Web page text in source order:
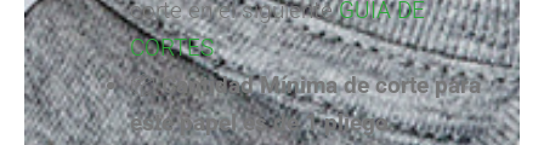
corte en el siguienteGUIA DE
CORTES
📦Cantidad Mínima de corte para
este papel es de 1 pliego.